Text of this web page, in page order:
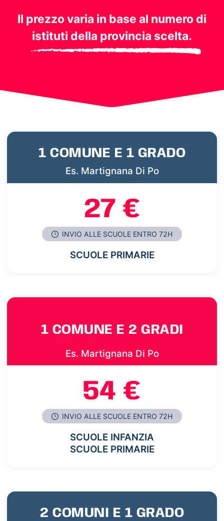
Il prezzo varia in base al numero di
istituti della provincia scelta.
1 COMUNE E 1 GRADO
Es. Martignana Di Po
27 €
INVIO ALLE SCUOLE ENTRO 72H
SCUOLE PRIMARIE
1 COMUNE E 2 GRADI
Es. Martignana Di Po
54 €
INVIO ALLE SCUOLE ENTRO 72H
SCUOLE INFANZIA
SCUOLE PRIMARIE
2 COMUNI E 1 GRADO